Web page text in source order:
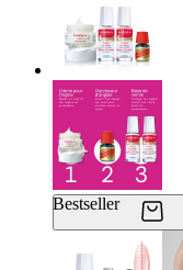
Bestseller